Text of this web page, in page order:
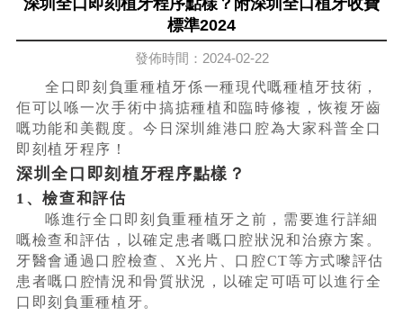
深圳全口即刻植牙程序點樣？附深圳全口植牙收費
標準2024
發佈時間：2024-02-22
全口即刻負重種植牙係一種現代嘅種植牙技術，
佢可以喺一次手術中搞掂種植和臨時修複，恢複牙齒
嘅功能和美觀度。今日深圳維港口腔為大家科普全口
即刻植牙程序！
深圳全口即刻植牙程序點樣？
1、檢查和評估
喺進行全口即刻負重種植牙之前，需要進行詳細
嘅檢查和評估，以確定患者嘅口腔狀況和治療方案。
牙醫會通過口腔檢查、X光片、口腔CT等方式嚟評估
患者嘅口腔情況和骨質狀況，以確定可唔可以進行全
口即刻負重種植牙。